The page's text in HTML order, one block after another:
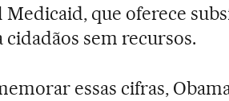
que oferece
sem recursos.
essas cifras,